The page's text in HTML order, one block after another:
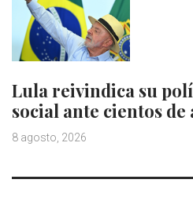
Lula reivindica su
social ante cientos de
8 agosto, 2026